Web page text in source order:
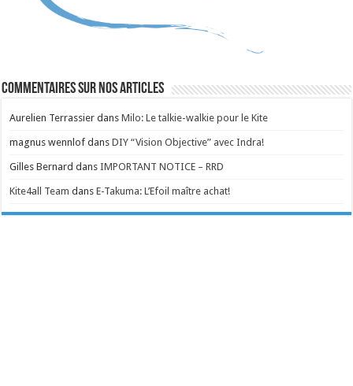
Commentaires sur nos articles
Aurelien Terrassier dansMilo: Le talkie-walkie pour le Kite
magnus wennlof dansDIY “Vision Objective” avec Indra!
Gilles Bernard dansIMPORTANT NOTICE – RRD
Kite4all Team dansE-Takuma: L’Efoil maître achat!